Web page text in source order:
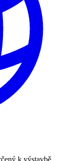
k výstavbě,